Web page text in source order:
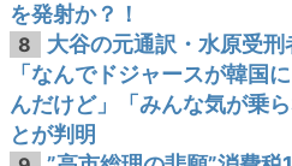
を発射か？！
8
大谷の元通訳・水原受
「なんでドジャースが韓国
んだけど」「みんな気が乗
とが判明